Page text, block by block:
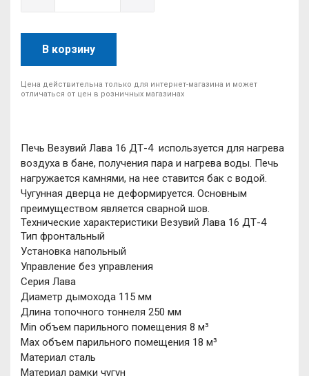
В корзину
Цена действительна только для интернет-магазина и может
отличаться от цен в розничных магазинах
Печь Везувий Лава 16 ДТ-4 используется для нагрева
воздуха в бане, получения пара и нагрева воды. Печь
нагружается камнями, на нее ставится бак с водой.
Чугунная дверца не деформируется. Основным
преимуществом является сварной шов.
Технические характеристики Везувий Лава 16 ДТ-4
Тип фронтальный
Установка напольный
Управление без управления
Серия Лава
Диаметр дымохода 115 мм
Длина топочного тоннеля 250 мм
Min объем парильного помещения 8 м³
Мах объем парильного помещения 18 м³
Материал сталь
Материал рамки чугун